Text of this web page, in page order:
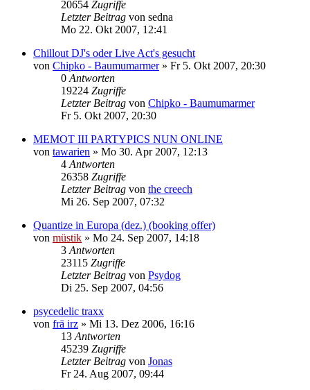
20654 Zugriffe
Letzter Beitrag von sedna
Mo 22. Okt 2007, 12:41
Chillout DJ's oder Live Act's gesucht
von Chipko - Baumumarmer» Fr 5. Okt 2007, 20:30
0 Antworten
19224 Zugriffe
Letzter Beitrag von Chipko - Baumumarmer
Fr 5. Okt 2007, 20:30
MEMOT III PARTYPICS NUN ONLINE
von tawarien » Mo 30. Apr 2007, 12:13
4 Antworten
26358 Zugriffe
Letzter Beitrag von the creech
Mi 26. Sep 2007, 07:32
Quantize in Europa (dez.) (booking offer)
von müstik » Mo 24. Sep 2007, 14:18
3 Antworten
23115 Zugriffe
Letzter Beitrag von Psydog
Di 25. Sep 2007, 04:56
psycedelic traxx
von frä irz » Mi 13. Dez 2006, 16:16
13 Antworten
45239 Zugriffe
Letzter Beitrag von Jonas
Fr 24. Aug 2007, 09:44